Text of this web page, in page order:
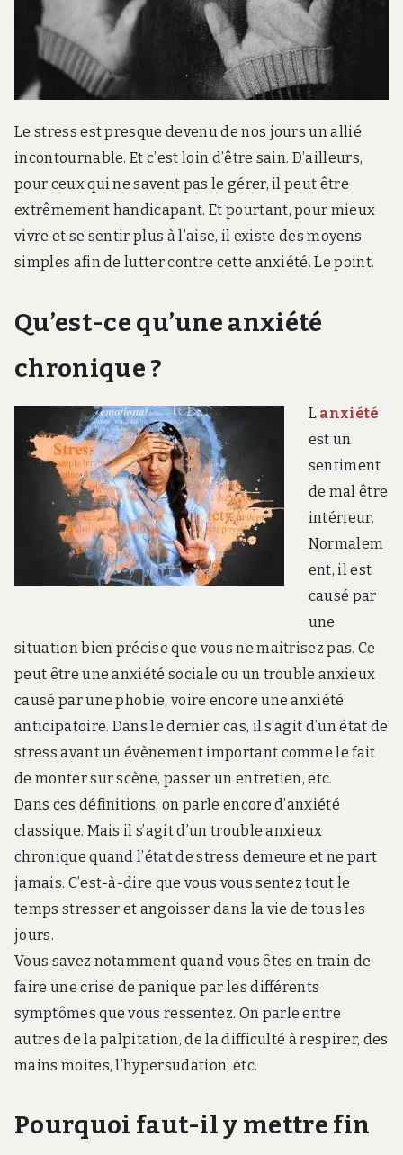
d
f
r
Le stress est presque devenu de nos jours un allié
incontournable. Et c’est loin d’être sain. D’ailleurs,
pour ceux qui ne savent pas le gérer, il peut être
extrêmement handicapant. Et pourtant, pour mieux
vivre et se sentir plus à l’aise, il existe des moyens
simples afin de lutter contre cette anxiété. Le point.
Qu’est-ce qu’une anxiété
chronique ?
L’anxiété
est un
sentiment
de mal être
intérieur.
Normalem
ent, il est
causé par
une
situation bien précise que vous ne maitrisez pas. Ce
peut être une anxiété sociale ou un trouble anxieux
causé par une phobie, voire encore une anxiété
anticipatoire. Dans le dernier cas, il s’agit d’un état de
stress avant un évènement important comme le fait
de monter sur scène, passer un entretien, etc.
Dans ces définitions, on parle encore d’anxiété
classique. Mais il s’agit d’un trouble anxieux
chronique quand l’état de stress demeure et ne part
jamais. C’est-à-dire que vous vous sentez tout le
temps stresser et angoisser dans la vie de tous les
jours.
Vous savez notamment quand vous êtes en train de
faire une crise de panique par les différents
symptômes que vous ressentez. On parle entre
autres de la palpitation, de la difficulté à respirer, des
mains moites, l’hypersudation, etc.
Pourquoi faut-il y mettre fin